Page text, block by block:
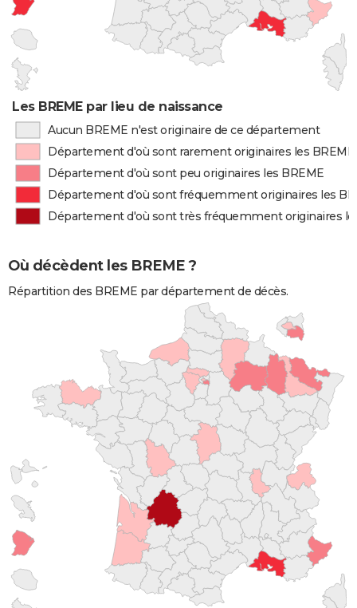
Les BREME par lieu de naissance
Aucun BREME n'est originaire de ce département
Département d'où sont rarement originaires les BREME
Département d'où sont peu originaires les BREME
Département d'où sont fréquemment originaires les
Département d'où sont très fréquemment originaires
Où décèdent les BREME ?
Répartition des BREME par département de décès.